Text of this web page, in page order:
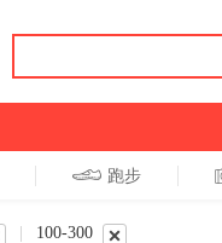
跑步
100-300